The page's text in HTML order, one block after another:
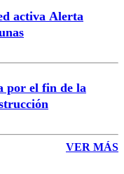
activa Alerta
por el fin de la
VER MÁS